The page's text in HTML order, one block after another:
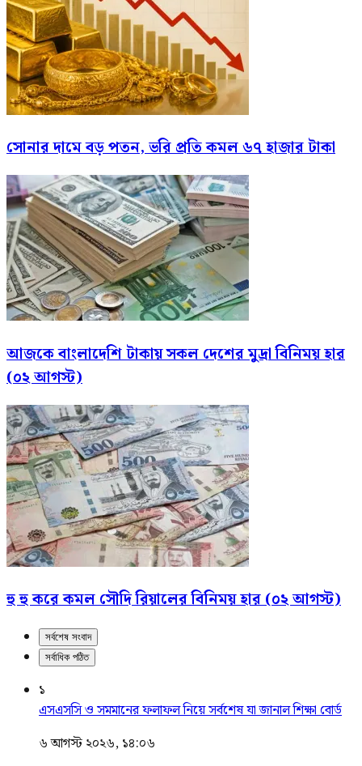
সোনার দামে বড় পতন, ভরি প্রতি কমল ৬৭ হাজার টাকা
আজকে বাংলাদেশি টাকায় সকল দেশের মুদ্রা বিনিময় হার
(০২ আগস্ট)
হু হু করে কমল সৌদি রিয়ালের বিনিময় হার (০২ আগস্ট)
সর্বশেষ সংবাদ
সর্বাধিক পঠিত
১
এসএসসি ও সমমানের ফলাফল নিয়ে সর্বশেষ যা জানাল শিক্ষা বোর্ড
৬ আগস্ট ২০২৬, ১৪:০৬